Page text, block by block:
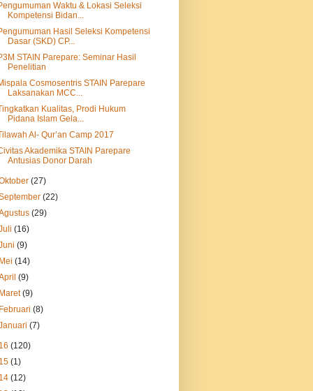
Waktu & Lokasi Seleksi
Kompetensi Bidan...
Hasil Seleksi Kompetensi
Dasar (SKD) CP...
STAIN Parepare: Seminar Hasil
Penelitian
Cosmosentris STAIN Parepare
Laksanakan MCC...
Kualitas, Prodi Hukum
Pidana Islam Gela...
Al- Qur’an Camp 2017
Akademika STAIN Parepare
Antusias Donor Darah
(27)
(22)
(29)
(16)
(9)
Mei(14)
(9)
Maret(9)
Februari(8)
(7)
(120)
(1)
(12)